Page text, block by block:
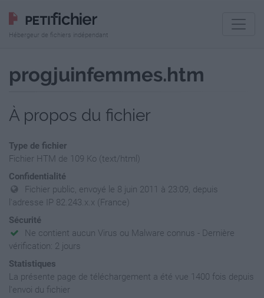
Hébergeur de fichiers indépendant
progjuinfemmes.htm
À propos du fichier
Type de fichier
Fichier HTM de 109 Ko (text/html)
Confidentialité
Fichier public, envoyé le 8 juin 2011 à 23:09, depuis
l'adresse IP 82.243.x.x (France)
Sécurité
Ne contient aucun Virus ou Malware connus - Dernière
vérification: 2 jours
Statistiques
La présente page de téléchargement a été vue 1400 fois depuis
l'envoi du fichier